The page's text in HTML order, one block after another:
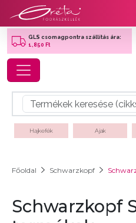
GLS csomagpontra szállítás ára:
1,850 Ft
Toggle navigation
Hajkefék Ajak
Főoldal Schwarzkopf
Schwarzkopf